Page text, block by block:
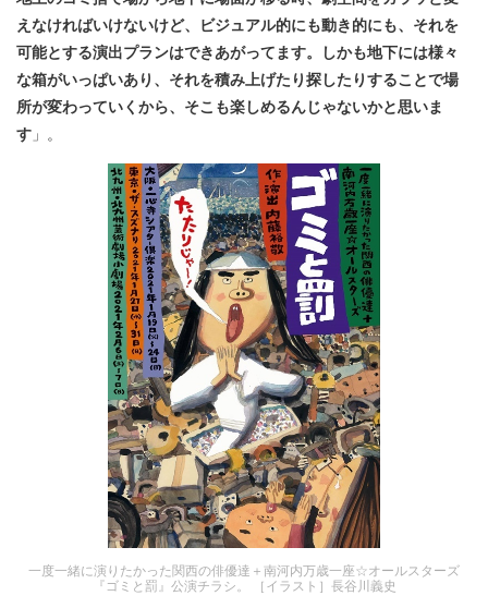
えなければいけないけど、ビジュアル的にも動き的にも、それを
可能とする演出プランはできあがってます。しかも地下には様々
な箱がいっぱいあり、それを積み上げたり探したりすることで場
所が変わっていくから、そこも楽しめるんじゃないかと思いま
す 」。
一度一緒に演りたかった関西の俳優達＋南河内万歳一座☆オールスターズ
『ゴミと罰』公演チラシ。 ［イラスト］長谷川義史